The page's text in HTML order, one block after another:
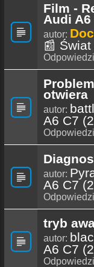
Film -
Audi A6
autor: Doc
📰
otwiera
autor:
A6 C7
autor:
A6 C7
tryb
autor:
A6 C7